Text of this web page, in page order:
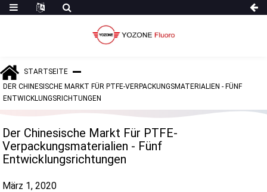
STARTSEITE
DER CHINESISCHE MARKT FÜR PTFE-VERPACKUNGSMATERIALIEN - FÜNF
ENTWICKLUNGSRICHTUNGEN
Der Chinesische Markt Für PTFE-
Verpackungsmaterialien - Fünf
Entwicklungsrichtungen
März 1, 2020